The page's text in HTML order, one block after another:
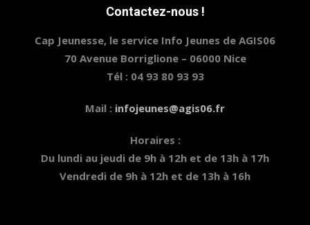
Contactez-nous !
Cap Jeunesse, le service Info Jeunes de AGIS06
70 Avenue Borriglione – 06000 Nice
Tél : 04 93 80 93 93
Mail : infojeunes@agis06.fr
Horaires :
Du lundi au jeudi de 9h à 12h et de 13h à 17h
Vendredi de 9h à 12h et de 13h à 16h